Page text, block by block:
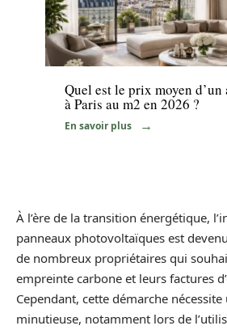
Immo
Quel est le prix moyen d’un
à Paris au m2 en 2026 ?
En savoir plus
À l’ère de la transition énergétique,
panneaux photovoltaïques est
de nombreux propriétaires qui
empreinte carbone et leurs factures
Cependant, cette démarche
minutieuse, notamment lors de